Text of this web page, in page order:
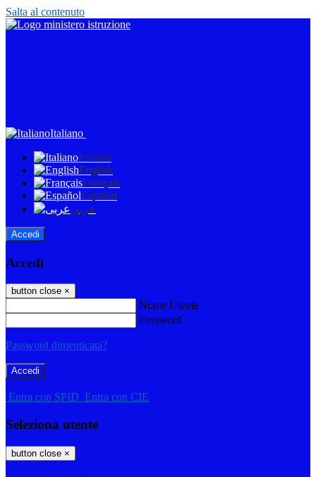
Salta al contenuto
Italiano
Italiano
English
Français
Español
عربى
Accedi
Accedi
button close ×
Nome Utente
Password
Password dimenticata?
-
Entra con SPID Entra con CIE
Seleziona utente
button close ×